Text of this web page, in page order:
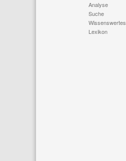
Analyse
Suche
Wissenswertes
Lexikon